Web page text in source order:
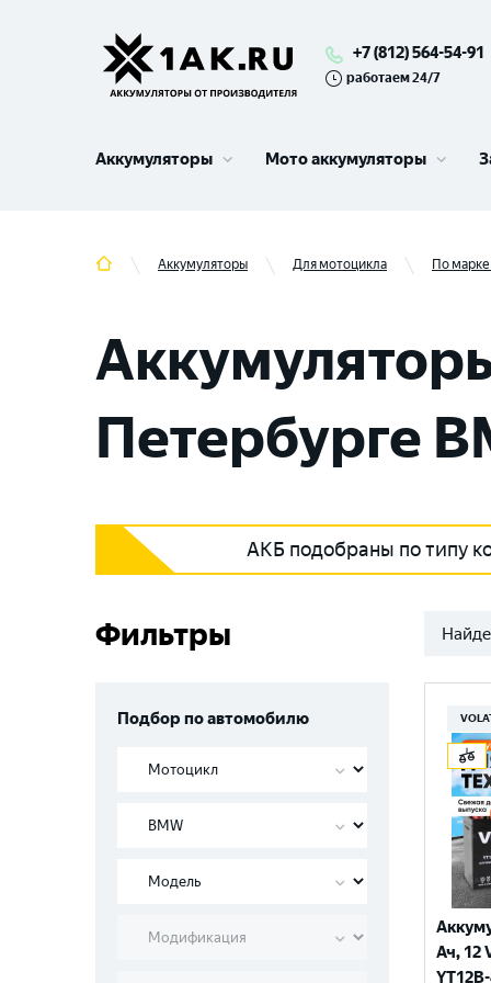
+7 (812) 564-54-91
работаем 24/7
Аккумуляторы Мото аккумуляторы
Аккумуляторы Для мотоцикла По
Петербурге
АКБ подобраны по типу
Фильтры
Подбор по автомобилю
Ач, 12